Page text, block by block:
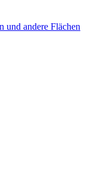
andere Flächen